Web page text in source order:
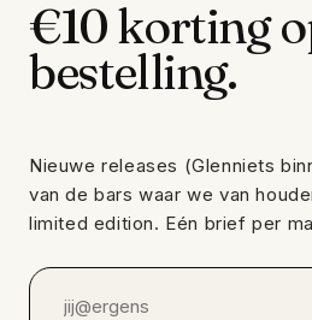
€10 korting
bestelling.
Nieuwe releases (Glenniets
van de bars waar we van
limited edition. Eén brief per